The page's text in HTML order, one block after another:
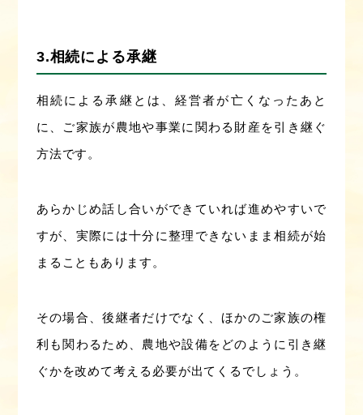
3.相続による承継
相続による承継とは、経営者が亡くなったあと
に、ご家族が農地や事業に関わる財産を引き継ぐ
方法です。
あらかじめ話し合いができていれば進めやすいで
すが、実際には十分に整理できないまま相続が始
まることもあります。
その場合、後継者だけでなく、ほかのご家族の権
利も関わるため、農地や設備をどのように引き継
ぐかを改めて考える必要が出てくるでしょう。